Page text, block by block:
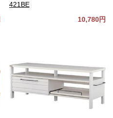
421BE
10,780円